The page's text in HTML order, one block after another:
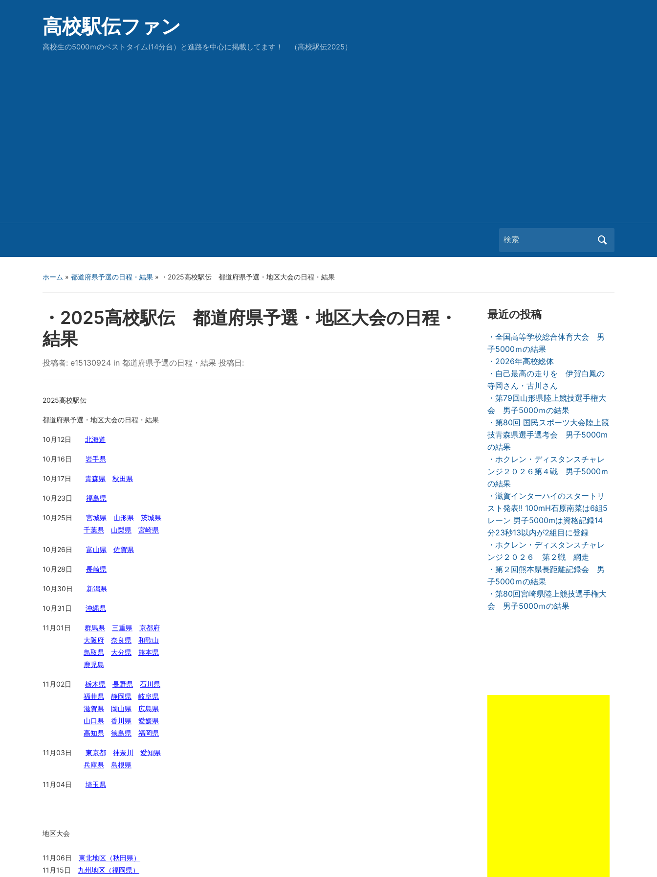
高校駅伝ファン
高校生の5000ｍのベストタイム(14分台）と進路を中心に掲載してます！ （高校駅伝2025）
Search
for:
ホーム » 都道府県予選の日程・結果 » ・2025高校駅伝 都道府県予選・地区大会の日程・結果
・2025高校駅伝 都道府県予選・地区大会の日程・
結果
投稿者: e15130924 in 都道府県予選の日程・結果 投稿日:
2025高校駅伝
都道府県予選・地区大会の日程・結果
10月12日 北海道
10月16日 岩手県
10月17日 青森県 秋田県
10月23日 福島県
10月25日 宮城県 山形県
茨城県
千葉県
山梨県 宮崎県
10月26日 富山県 佐賀県
10月28日 長崎県
10月30日 新潟県
10月31日 沖縄県
11月01日 群馬県 三重県
京都府
大阪府
奈良県
和歌山
鳥取県
大分県
熊本県
鹿児島
11月02日 栃木県 長野県
石川県
福井県
静岡県
岐阜県
滋賀県
岡山県
広島県
山口県
香川県
愛媛県
高知県
徳島県 福岡県
11月03日 東京都 神奈川
愛知県
兵庫県
島根県
11月04日 埼玉県
地区大会
11月06日 東北地区（秋田県）
11月15日 九州地区（福岡県）
最近の投稿
・全国高等学校総合体育大会 男
子5000ｍの結果
・2026年高校総体
・自己最高の走りを 伊賀白鳳の
寺岡さん・古川さん
・第79回山形県陸上競技選手権大
会 男子5000ｍの結果
・第80回 国民スポーツ大会陸上競
技青森県選手選考会 男子5000m
の結果
・ホクレン・ディスタンスチャレ
ンジ２０２６第４戦 男子5000ｍ
の結果
・滋賀インターハイのスタートリ
スト発表!! 100mH石原南菜は6組5
レーン 男子5000mは資格記録14
分23秒13以内が2組目に登録
・ホクレン・ディスタンスチャレ
ンジ２０２６ 第２戦 網走
・第２回熊本県長距離記録会 男
子5000ｍの結果
・第80回宮崎県陸上競技選手権大
会 男子5000ｍの結果